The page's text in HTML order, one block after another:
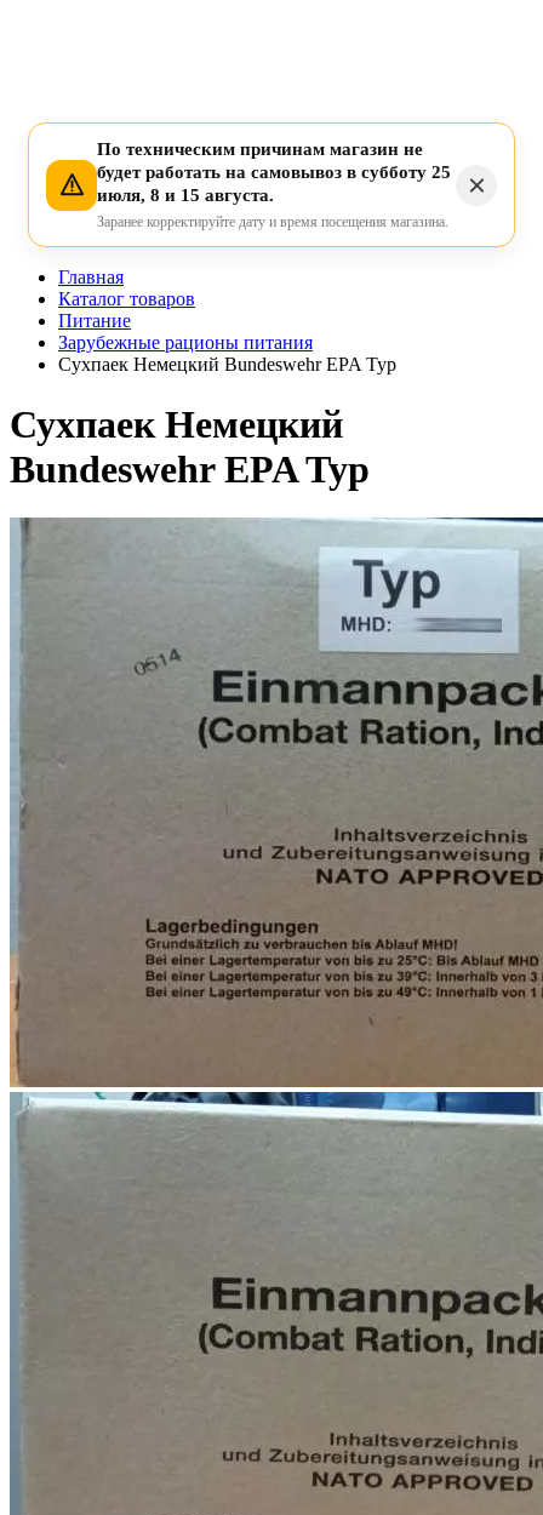
По техническим причинам магазин не
будет работать на самовывоз в субботу 25
июля, 8 и 15 августа.
Заранее корректируйте дату и время посещения магазина.
Главная
Каталог товаров
Питание
Зарубежные рационы питания
Сухпаек Немецкий Bundeswehr EPA Typ
Сухпаек Немецкий
Bundeswehr EPA Typ